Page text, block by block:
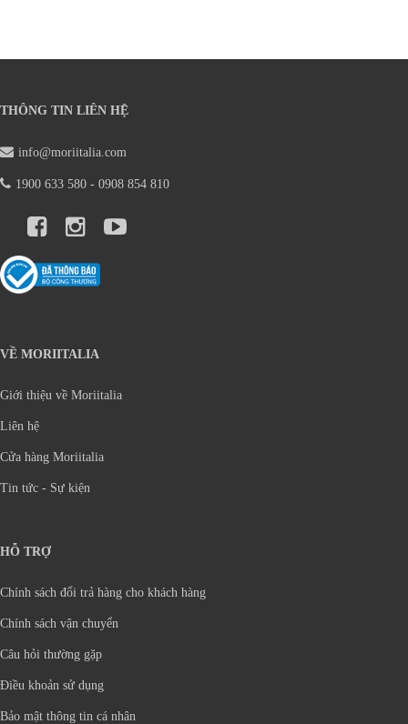
THÔNG TIN LIÊN HỆ
info@moriitalia.com
1900 633 580 - 0908 854 810
VỀ MORIITALIA
Giới thiệu về Moriitalia
Liên hệ
Cửa hàng Moriitalia
Tin tức - Sự kiện
HỖ TRỢ
Chính sách đổi trả hàng cho khách hàng
Chính sách vận chuyển
Câu hỏi thường gặp
Điều khoản sử dụng
Bảo mật thông tin cá nhân